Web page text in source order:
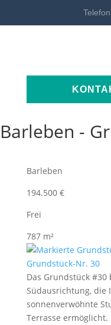
Barleben -
Barleben
194.500 €
Frei
787 m²
Das Grundstück
Südausrichtung, die
sonnenverwöhnte
Terrasse